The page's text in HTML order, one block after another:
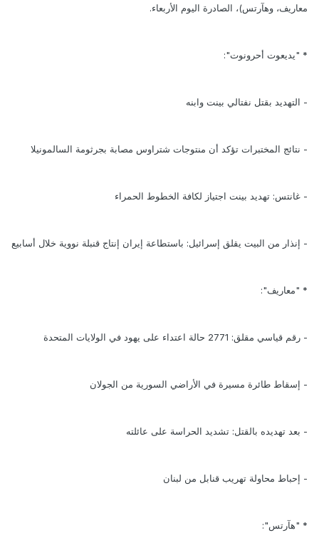
معاريف، وهآرتس)، الصادرة اليوم الأربعاء.
* "يديعوت أحرونوت":
- التهديد بقتل نفتالي بينت وابنه
- نتائج المختبرات تؤكد أن منتوجات شتراوس مصابة بجرثومة السالمونيلا
- غانتس: تهديد بينت اجتياز لكافة الخطوط الحمراء
- إنذار من البيت يقلق إسرائيل: باستطاعة إيران إنتاج قنبلة نووية خلال أسابيع
* "معاريف":
- رقم قياسي مقلق: 2771 حالة اعتداء على يهود في الولايات المتحدة
- إسقاط طائرة مسيرة في الأراضي السورية من الجولان
- بعد تهديده بالقتل: تشديد الحراسة على عائلته
- إحباط محاولة تهريب قنابل من لبنان
* "هآرتس":